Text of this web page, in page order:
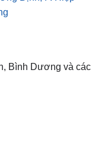
Bình Dương và các